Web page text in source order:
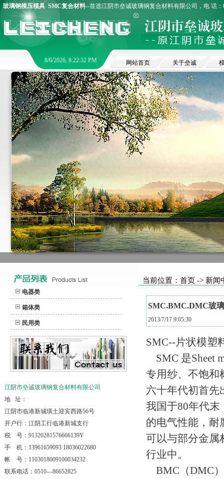
玻璃钢模压模具 SMC复合材料--首选江阴市垒诚玻璃钢复合材料有限公司，电 话
8/6/2026, 8:22:32 PM 网站首页 关于垒诚
电器类
箱体类
民用类
江阴市垒诚玻璃钢复合材料有限公司
地 址：
江阴市临港新城璜土迎宾西路56号
开户行：江阴工行临港新城支行
税 号：91320281576666139Y
手 机：13961659093 18036022680
帐 号：1103018009100034232
联系电话：0510—86652825
当前位置：首页 -> 新闻
SMC.BMC.DMC玻
2013/7/17 9:05:30
SMC--片状模塑
SMC 是Sheet
专用纱、不饱和
六十年代初首先
我国于80年代末
的电气性能，耐
可以与部分金属
行业中。
BMC（DMC